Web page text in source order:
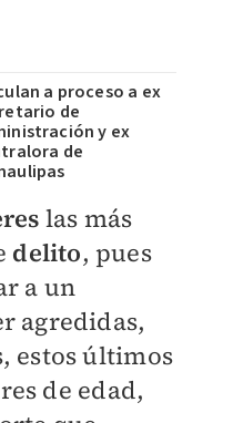
a proceso a ex
de
y ex
de
las más
delito, pues
a un
agredidas,
estos últimos
de edad,